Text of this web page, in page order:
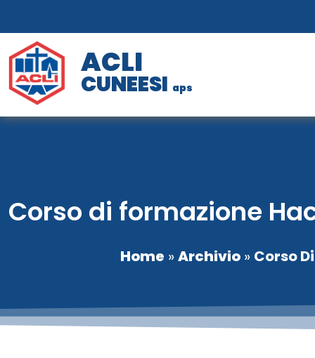
ACLI
CUNEESI aps
Corso di formazione
Home »Archivio» Corso